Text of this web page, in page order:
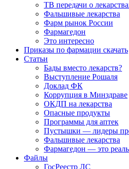
ТВ передачи о
Фальшивые лекарства
Фарм рынок России
Фармагедон
Это интересно
Приказы по фармации скачать
Статьи
Бады вместо лекарств?
Выступление Рошаля
Доклад ФК
Коррупция в Минздраве
ОКДП на лекарства
Опасные продукты
Программы для аптек
Пустышки — лидеры
Фальшивые лекарства
Фармагедон — это
Файлы
ГосРеестр ЛС